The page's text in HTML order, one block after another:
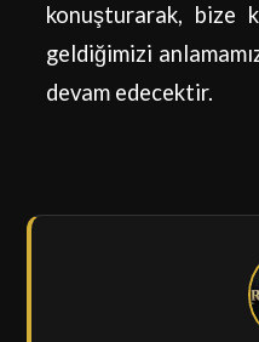
konuşturarak, bize
geldiğimizi
devam edecektir.